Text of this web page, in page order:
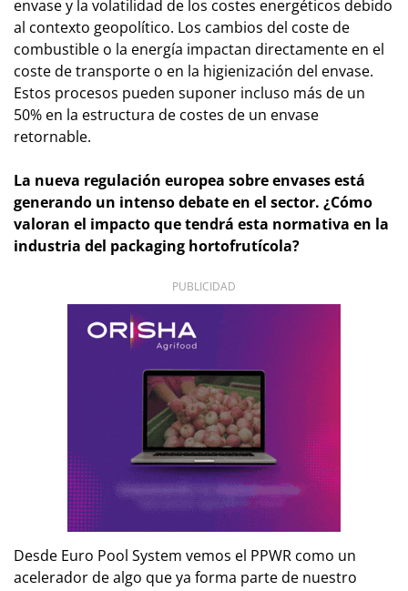
envase y la volatilidad de los costes energéticos debido
al contexto geopolítico. Los cambios del coste de
combustible o la energía impactan directamente en el
coste de transporte o en la higienización del envase.
Estos procesos pueden suponer incluso más de un
50% en la estructura de costes de un envase
retornable.
La nueva regulación europea sobre envases está
generando un intenso debate en el sector. ¿Cómo
valoran el impacto que tendrá esta normativa en la
industria del packaging hortofrutícola?
PUBLICIDAD
Desde Euro Pool System vemos el PPWR como un
acelerador de algo que ya forma parte de nuestro